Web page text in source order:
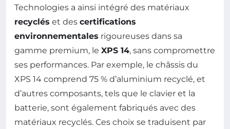
Technologies a ainsi intégré des matériaux
recyclés et des certifications
environnementales rigoureuses dans sa
gamme premium, le XPS 14, sans compromettre
ses performances. Par exemple, le châssis du
XPS 14 comprend 75 % d’aluminium recyclé, et
d’autres composants, tels que le clavier et la
batterie, sont également fabriqués avec des
matériaux recyclés. Ces choix se traduisent par